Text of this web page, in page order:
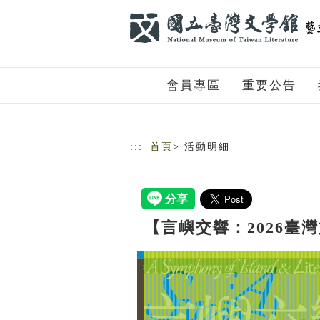
會員專區 重要公告
::: 首頁 > 活動明細
【言嶼交響：2026臺